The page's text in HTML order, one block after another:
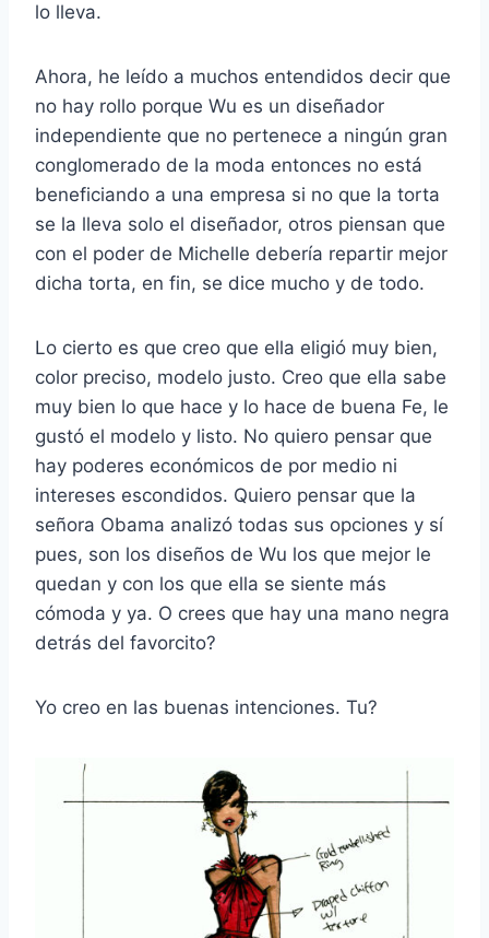
lo lleva.
Ahora, he leído a muchos entendidos decir que
no hay rollo porque Wu es un diseñador
independiente que no pertenece a ningún gran
conglomerado de la moda entonces no está
beneficiando a una empresa si no que la torta
se la lleva solo el diseñador, otros piensan que
con el poder de Michelle debería repartir mejor
dicha torta, en fin, se dice mucho y de todo.
Lo cierto es que creo que ella eligió muy bien,
color preciso, modelo justo. Creo que ella sabe
muy bien lo que hace y lo hace de buena Fe, le
gustó el modelo y listo. No quiero pensar que
hay poderes económicos de por medio ni
intereses escondidos. Quiero pensar que la
señora Obama analizó todas sus opciones y sí
pues, son los diseños de Wu los que mejor le
quedan y con los que ella se siente más
cómoda y ya. O crees que hay una mano negra
detrás del favorcito?
Yo creo en las buenas intenciones. Tu?